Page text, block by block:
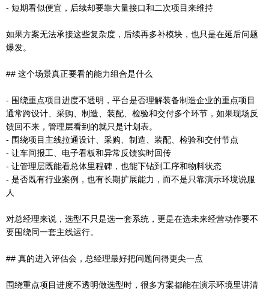
- 短期看似便宜，后续却要靠大量接口和二次项目来维持
如果方案无法承接这些复杂度，后续再多补模块，也只是在延后问题
爆发。
## 这个场景真正要看的能力组合是什么
- 围绕重点项目进度不透明，平台是否理解装备制造企业的重点项目
通常跨设计、采购、制造、装配、检验和交付多个环节，如果现场反
馈回不来，管理层看到的就只是计划表。
- 围绕项目主线拉通设计、采购、制造、装配、检验和交付节点
- 让车间报工、电子看板和异常反馈实时回传
- 让管理层既能看总体里程碑，也能下钻到工序和物料状态
- 是否既有行业案例，也有长期扩展能力，而不是只靠演示环境说服
人
对总经理来说，选型不只是选一套系统，更是在选未来经营动作要不
要围绕同一套主线运行。
## 真的进入评估会，总经理最好把问题问得更尖一点
围绕重点项目进度不透明做选型时，很多方案都能在演示环境里讲清